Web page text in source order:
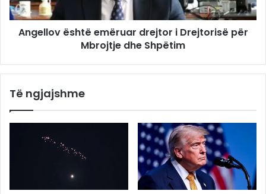
Angellov është emëruar drejtor i Drejtorisë për
Mbrojtje dhe Shpëtim
Të ngjajshme